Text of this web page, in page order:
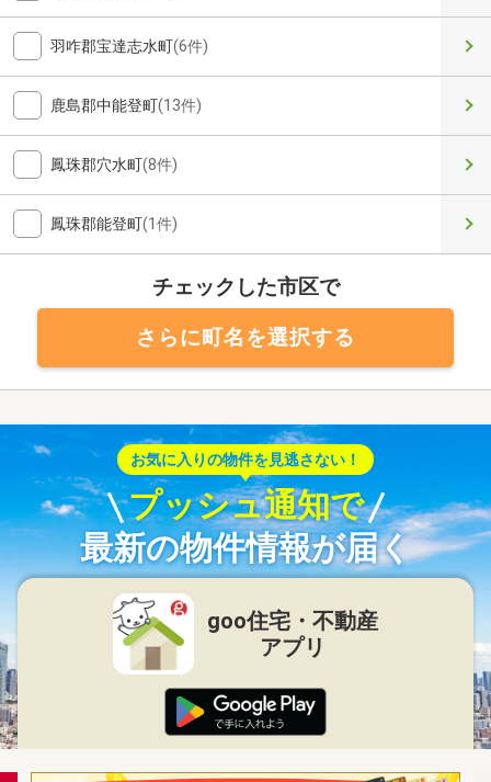
羽咋郡宝達志水町(6件)
鹿島郡中能登町(13件)
鳳珠郡穴水町(8件)
鳳珠郡能登町(1件)
チェックした市区で
さらに町名を選択する
お気に入りの物件を見逃さない！
プッシュ通知で
最新の物件情報が届く
goo住宅・不動産
アプリ